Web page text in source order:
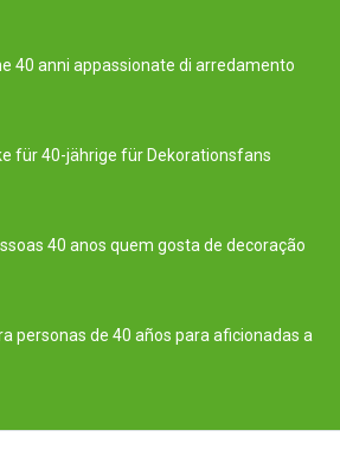
40 anni appassionate di arredamento
für 40-jährige für Dekorationsfans
40 anos quem gosta de decoração
personas de 40 años para aficionadas a